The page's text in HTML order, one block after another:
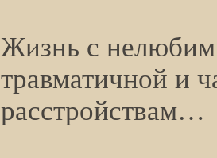
Жизнь с
травматичной и
расстройствам…